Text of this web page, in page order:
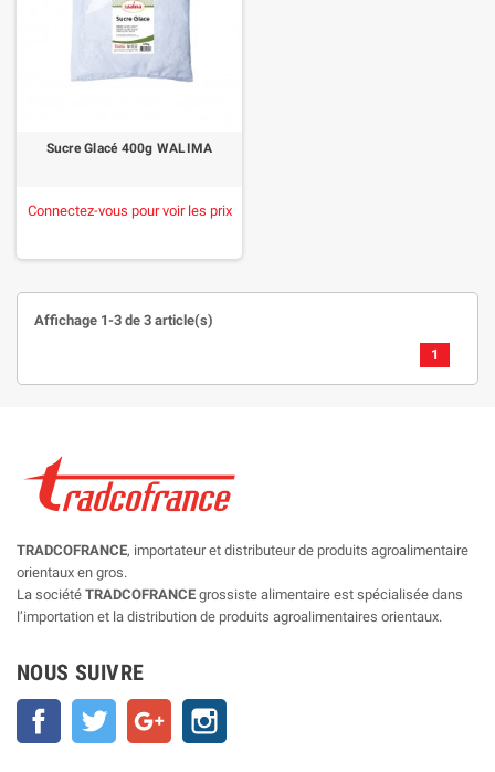
Sucre Glacé 400g WALIMA
Connectez-vous pour voir les prix
Affichage 1-3 de 3 article(s)
1
TRADCOFRANCE, importateur et distributeur de produits agroalimentaire
orientaux en gros.
La société TRADCOFRANCE grossiste alimentaire est spécialisée dans
l’importation et la distribution de produits agroalimentaires orientaux.
NOUS SUIVRE
Facebook Twitter Google+